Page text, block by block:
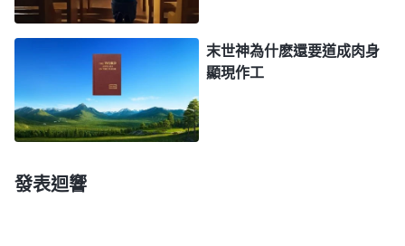
如，主耶穌對那些奉主名傳道趕鬼的説「
惡的人，離開我去吧！」（馬太福音7:23）這些人會不
會産生觀念而抵擋主、定罪主呢？比如，主耶穌若仍
舊是猶太人的人子形像，在教堂裏發表真理，整個宗
教界會有多少人能否認主離主而去呢？能有多少人接
多少人會定罪主耶穌是人而不是神呢？這些事實在值
末世神為什麽還要道成肉身
顯現作工
發表迴響